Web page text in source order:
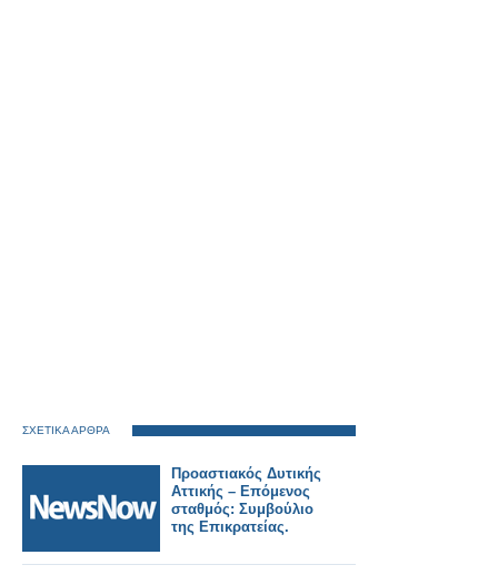
ΣΧΕΤΙΚΑ ΑΡΘΡΑ
Προαστιακός Δυτικής
Αττικής – Επόμενος
σταθμός: Συμβούλιο
της Επικρατείας.